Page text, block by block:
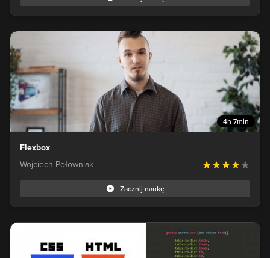
4h 7min
Flexbox
Wojciech Połowniak
Zacznij naukę